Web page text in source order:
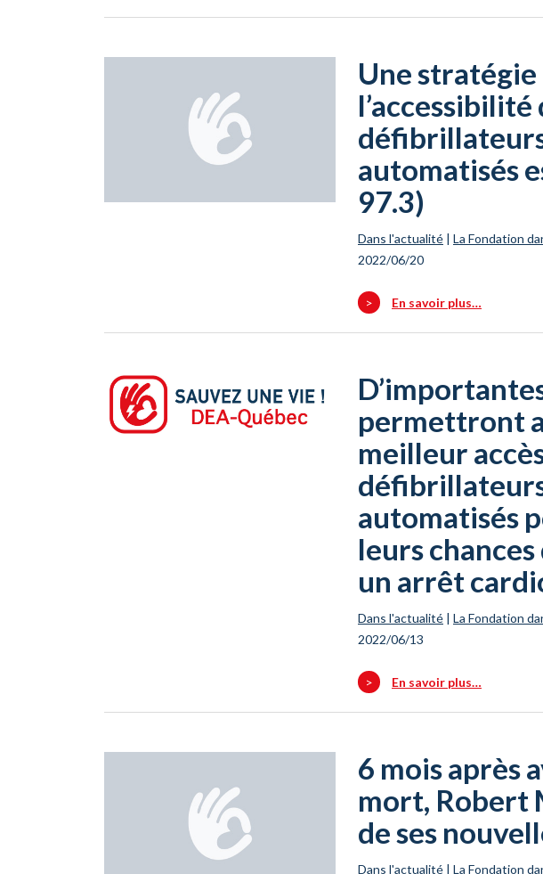
Une
l’accessibilité
automatisés
97.3)
Dans l'actualité | La Fondation
2022/06/20
> En savoir plus…
permettront
meilleur
automatisés
leurs
un arrêt
Dans l'actualité | La Fondation
2022/06/13
> En savoir plus…
6 mois après
mort, Robert
de ses
Dans l'actualité | La Fondation